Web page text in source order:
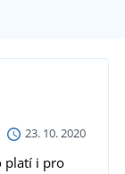
23. 10. 2020
platí i pro